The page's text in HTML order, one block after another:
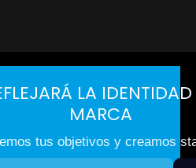
LA
MARCA
tus objetivos y creamos